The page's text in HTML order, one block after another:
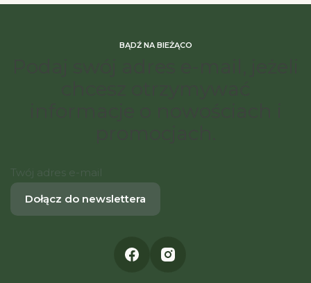
BĄDŹ NA BIEŻĄCO
Twój adres e-mail
Dołącz do newslettera